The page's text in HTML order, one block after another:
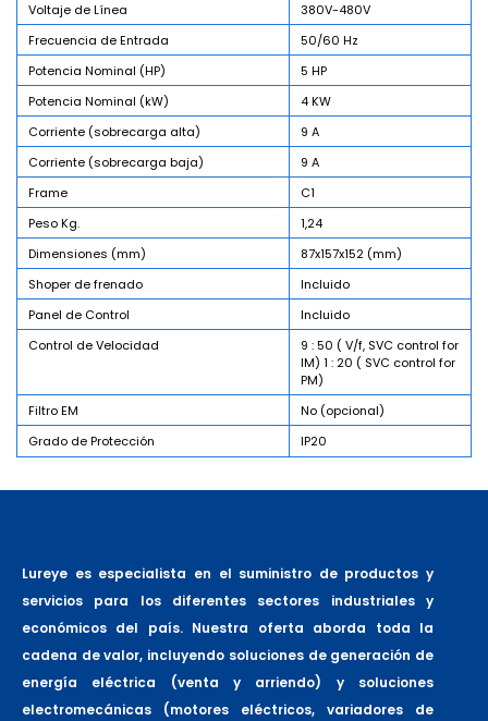
Voltaje de Línea
380V-480V
Frecuencia de Entrada
50/60 Hz
Potencia Nominal (HP)
5 HP
Potencia Nominal (kW)
4 KW
Corriente (sobrecarga alta)
9 A
Corriente (sobrecarga baja)
9 A
Frame
C1
Peso Kg.
1,24
Dimensiones (mm)
87x157x152 (mm)
Shoper de frenado
Incluido
Panel de Control
Incluido
Control de Velocidad
9 : 50 ( V/f, SVC control for
IM) 1 : 20 ( SVC control for
PM)
Filtro EM
No (opcional)
Grado de Protección
IP20
Lureye es especialista en el suministro de productos y
servicios para los diferentes sectores industriales y
económicos del país. Nuestra oferta aborda toda la
cadena de valor, incluyendo soluciones de generación de
energía eléctrica (venta y arriendo) y soluciones
electromecánicas (motores eléctricos, variadores de